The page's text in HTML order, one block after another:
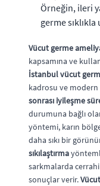
Örneğin, ileri
germe sıklıkla
Vücut germe
kapsamına ve
İstanbul vücut
kadrosu ve
sonrası iyileşme
durumuna bağlı
yöntemi, karın
daha sıkı bir
sıkılaştırma
sarkmalarda
sonuçlar verir.